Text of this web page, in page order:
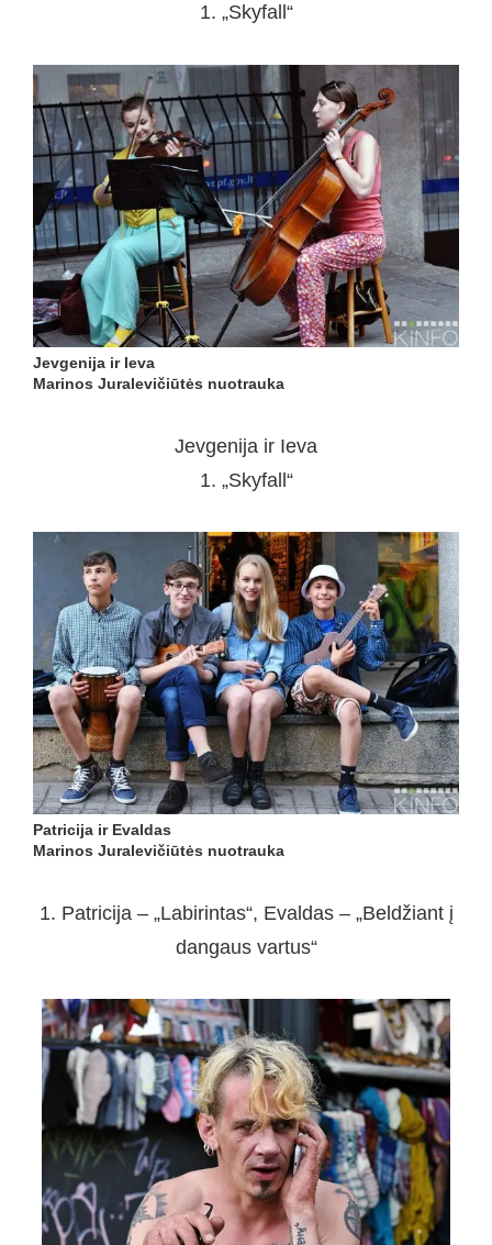
1. „Skyfall“
Jevgenija ir Ieva
Marinos Juralevičiūtės nuotrauka
Jevgenija ir Ieva
1. „Skyfall“
Patricija ir Evaldas
Marinos Juralevičiūtės nuotrauka
1. Patricija – „Labirintas“, Evaldas – „Beldžiant į
dangaus vartus“